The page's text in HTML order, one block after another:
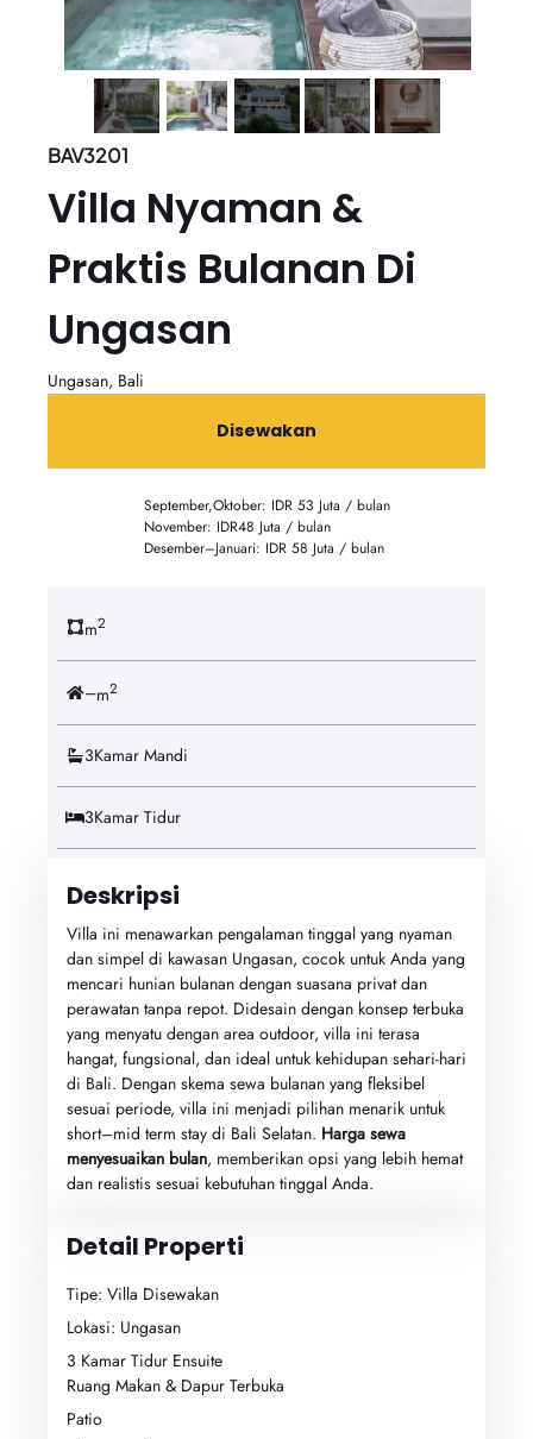
BAV3201
Villa Nyaman &
Praktis Bulanan Di
Ungasan
Ungasan, Bali
Disewakan
September,Oktober: IDR 53 Juta / bulan
November: IDR48 Juta / bulan
Desember–Januari: IDR 58 Juta / bulan
m2
–m2
3Kamar Mandi
3Kamar Tidur
Deskripsi
Villa ini menawarkan pengalaman tinggal yang nyaman
dan simpel di kawasan Ungasan, cocok untuk Anda yang
mencari hunian bulanan dengan suasana privat dan
perawatan tanpa repot. Didesain dengan konsep terbuka
yang menyatu dengan area outdoor, villa ini terasa
hangat, fungsional, dan ideal untuk kehidupan sehari-hari
di Bali. Dengan skema sewa bulanan yang fleksibel
sesuai periode, villa ini menjadi pilihan menarik untuk
short–mid term stay di Bali Selatan. Harga sewa
menyesuaikan bulan, memberikan opsi yang lebih hemat
dan realistis sesuai kebutuhan tinggal Anda.
Detail Properti
Tipe: Villa Disewakan
Lokasi: Ungasan
3 Kamar Tidur Ensuite
Ruang Makan & Dapur Terbuka
Patio